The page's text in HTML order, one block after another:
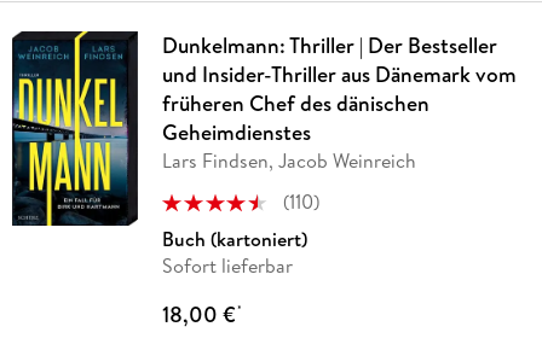
Dunkelmann: Thriller | Der Bestseller
und Insider-Thriller aus Dänemark vom
früheren Chef des dänischen
Geheimdienstes
Lars Findsen, Jacob Weinreich
(110)
Buch (kartoniert)
Sofort lieferbar
18,00 €*